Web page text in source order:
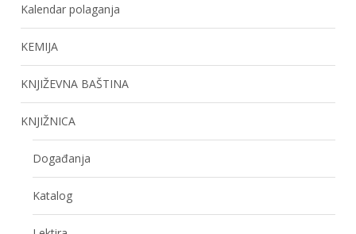
Kalendar polaganja
KEMIJA
KNJIŽEVNA BAŠTINA
KNJIŽNICA
Događanja
Katalog